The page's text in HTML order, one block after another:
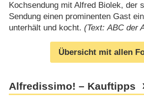
Kochsendung mit Alfred Biolek, der
Sendung einen prominenten Gast
unterhält und kocht. (Text: ABC der
Übersicht mit allen
Alfredissimo! – Kauftipps